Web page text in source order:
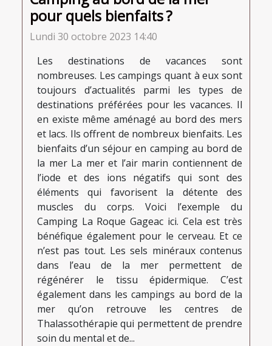
pour quels bienfaits ?
Lundi 30 octobre 2023 14:40
Les destinations de vacances sont
nombreuses. Les campings quant à eux sont
toujours d’actualités parmi les types de
destinations préférées pour les vacances. Il
en existe même aménagé au bord des mers
et lacs. Ils offrent de nombreux bienfaits. Les
bienfaits d’un séjour en camping au bord de
la mer La mer et l’air marin contiennent de
l’iode et des ions négatifs qui sont des
éléments qui favorisent la détente des
muscles du corps. Voici l’exemple du
Camping La Roque Gageac ici. Cela est très
bénéfique également pour le cerveau. Et ce
n’est pas tout. Les sels minéraux contenus
dans l’eau de la mer permettent de
régénérer le tissu épidermique. C’est
également dans les campings au bord de la
mer qu’on retrouve les centres de
Thalassothérapie qui permettent de prendre
soin du mental et de...